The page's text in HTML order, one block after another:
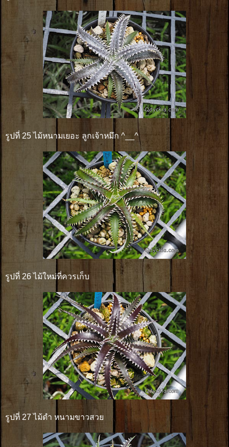
รูปที่ 25 ไม้หนามเยอะ ลูกเจ้าหมึก ^__^
รูปที่ 26 ไม้ใหม่ที่ควรเก็บ
รูปที่ 27 ไม้ดำ หนามขาวสวย